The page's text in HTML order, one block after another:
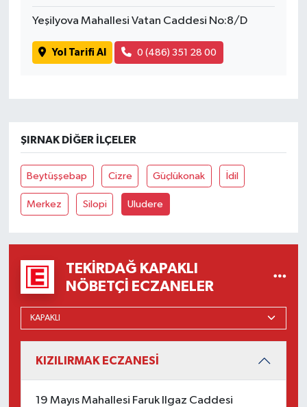
Yeşilyova Mahallesi Vatan Caddesi No:8/D
Yol Tarifi Al 0 (486) 351 28 00
ŞIRNAK DIĞER İLÇELER
Beytüşşebap Cizre Güçlükonak İdil
Merkez Silopi Uludere
TEKIRDAĞ KAPAKLI
NÖBETÇI ECZANELER
KIZILIRMAK ECZANESİ
19 Mayıs Mahallesi Faruk Ilgaz Caddesi